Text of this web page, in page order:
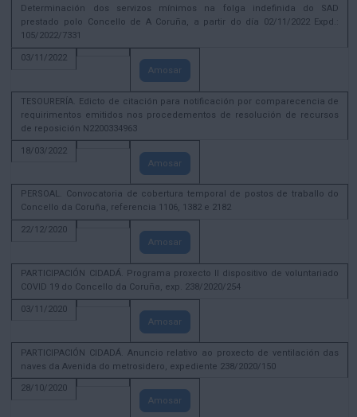
Determinación dos servizos mínimos na folga indefinida do SAD
prestado polo Concello de A Coruña, a partir do día 02/11/2022 Expd.:
105/2022/7331
03/11/2022
Amosar
TESOURERÍA. Edicto de citación para notificación por comparecencia de
requirimentos emitidos nos procedementos de resolución de recursos
de reposición N2200334963
18/03/2022
Amosar
PERSOAL. Convocatoria de cobertura temporal de postos de traballo do
Concello da Coruña, referencia 1106, 1382 e 2182
22/12/2020
Amosar
PARTICIPACIÓN CIDADÁ. Programa proxecto II dispositivo de voluntariado
COVID 19 do Concello da Coruña, exp. 238/2020/254
03/11/2020
Amosar
PARTICIPACIÓN CIDADÁ. Anuncio relativo ao proxecto de ventilación das
naves da Avenida do metrosidero, expediente 238/2020/150
28/10/2020
Amosar